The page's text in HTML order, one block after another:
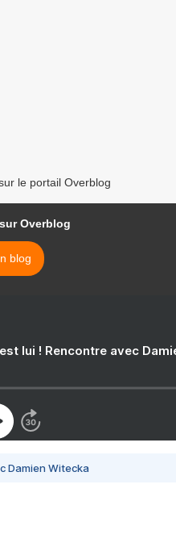
le portail Overblog
Overblog
blog
lui ! Rencontre avec
Damien Witecka